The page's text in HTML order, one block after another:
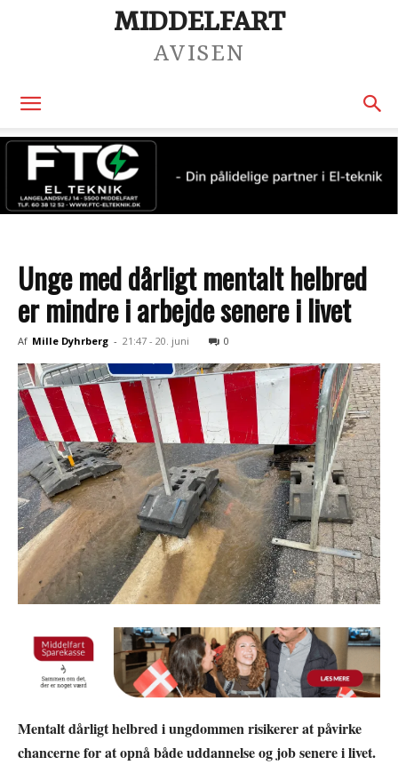
MIDDELFART
AVISEN
Unge med dårligt mentalt helbred
er mindre i arbejde senere i livet
Af Mille Dyhrberg - 21:47 - 20. juni 0
Mentalt dårligt helbred i ungdommen risikerer at påvirke
chancerne for at opnå både uddannelse og job senere i livet.